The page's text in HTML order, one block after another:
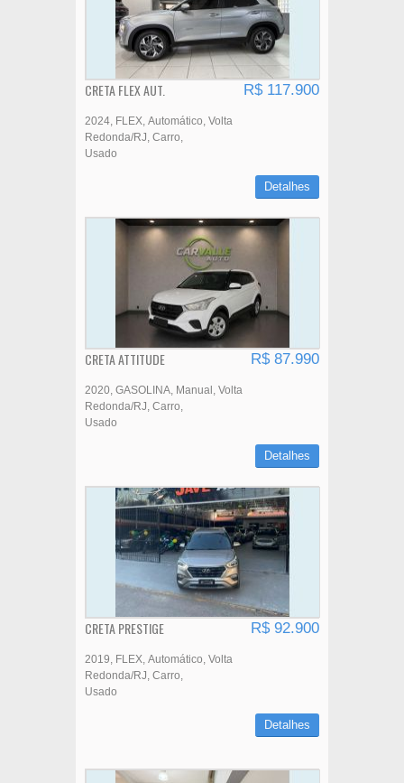
CRETA FLEX AUT. R$ 117.900
2024 FLEX Automático Volta
Redonda/RJ Carro
Usado
Detalhes
CRETA ATTITUDE R$ 87.990
2020 GASOLINA Manual
Volta
Redonda/RJ Carro
Usado
Detalhes
CRETA PRESTIGE R$ 92.900
2019 FLEX Automático Volta
Redonda/RJ Carro
Usado
Detalhes